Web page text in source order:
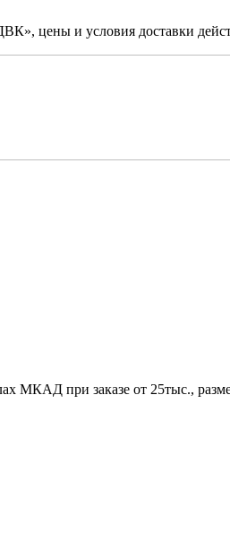
цены и условия доставки
МКАД при заказе от 25тыс.,